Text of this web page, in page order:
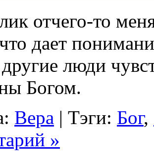
отчего-то
дает
люди
Богом.
Вера | Тэги: Бог,
»